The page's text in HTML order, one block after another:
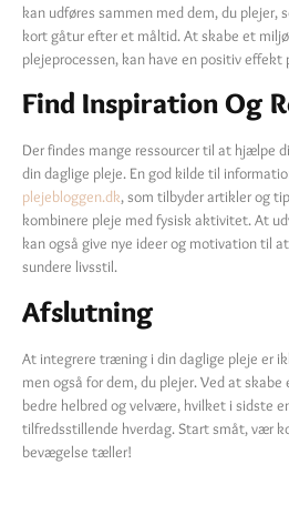
kan udføres sammen med dem, du plejer,
kort gåtur efter et måltid. At skabe et
plejeprocessen, kan have en positiv effekt
Find Inspiration Og
Der findes mange ressourcer til at hjælpe
din daglige pleje. En god kilde til
plejebloggen.dk, som tilbyder artikler og
kombinere pleje med fysisk aktivitet. At
kan også give nye ideer og motivation til
sundere livsstil.
Afslutning
At integrere træning i din daglige pleje er
men også for dem, du plejer. Ved at
bedre helbred og velvære, hvilket i sidste
tilfredsstillende hverdag. Start småt, vær
bevægelse tæller!